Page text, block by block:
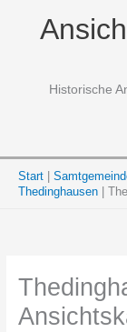
Historische
Start
Thedinghausen